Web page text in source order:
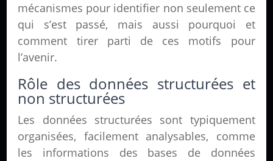
mécanismes pour identifier non seulement ce
qui s’est passé, mais aussi pourquoi et
comment tirer parti de ces motifs pour
l’avenir.
Rôle des données structurées et
non structurées
Les données structurées sont typiquement
organisées, facilement analysables, comme
les informations des bases de données